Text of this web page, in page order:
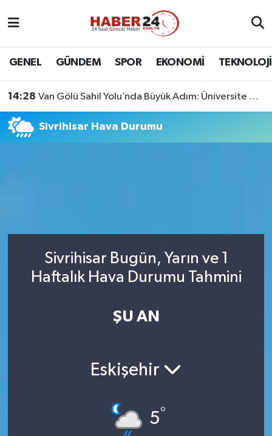
GENEL GÜNDEM SPOR EKONOMİ TEKNOLOJİ
14:28 Van Gölü Sahil Yolu’nda Büyük Adım: Üniversite Bağlantı Etabı Tamamlandı
Sivrihisar Hava Durumu
Sivrihisar Bugün, Yarın ve 1
Haftalık Hava Durumu Tahmini
ŞU AN
Eskişehir
5°
Nöbetçi Eczaneler
Haber Arşivi